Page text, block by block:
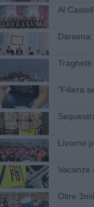
Al
Traghetti
"Filiera
Livorno
Vacanze
Oltre